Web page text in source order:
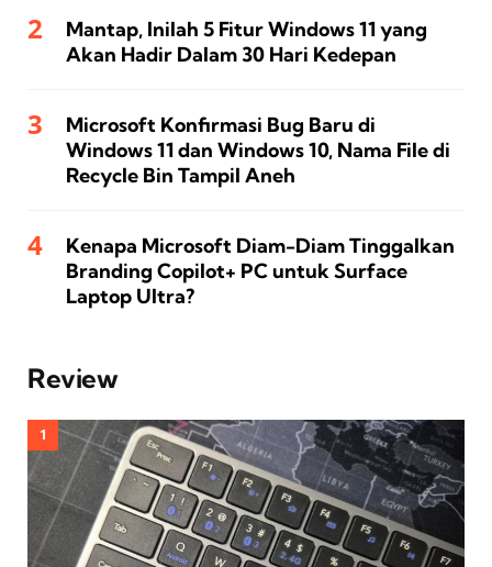
Mantap, Inilah 5 Fitur Windows 11 yang
Akan Hadir Dalam 30 Hari Kedepan
Microsoft Konfirmasi Bug Baru di
Windows 11 dan Windows 10, Nama File di
Recycle Bin Tampil Aneh
Kenapa Microsoft Diam-Diam Tinggalkan
Branding Copilot+ PC untuk Surface
Laptop Ultra?
Review